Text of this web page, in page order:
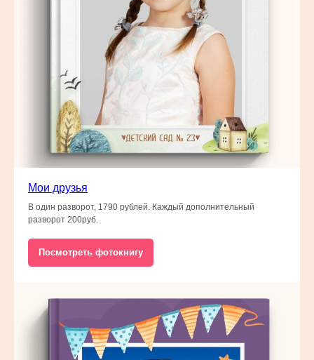
Мои друзья
В один разворот, 1790 рублей. Каждый дополнительный
разворот 200руб.
Посмотреть фотокнигу